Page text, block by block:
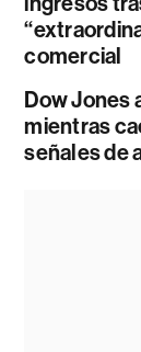
comercial
Dow Jones
mientras
señales de